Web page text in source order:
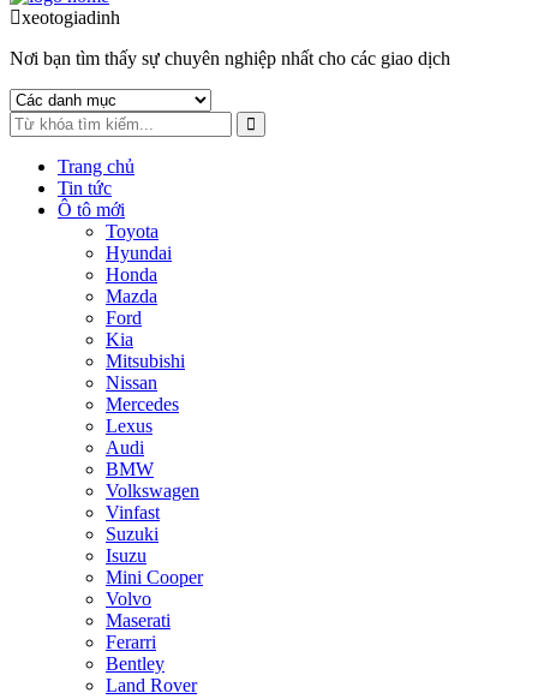
to
toxeotogiadinh
Nơi bạn tìm thấy sự chuyên nghiệp nhất cho các giao dịch
Trang chủ
Tin tức
Ô tô mới
Toyota
Hyundai
Honda
Mazda
Ford
Kia
Mitsubishi
Nissan
Mercedes
Lexus
Audi
BMW
Volkswagen
Vinfast
Suzuki
Isuzu
Mini Cooper
Volvo
Maserati
Ferarri
Bentley
Land Rover